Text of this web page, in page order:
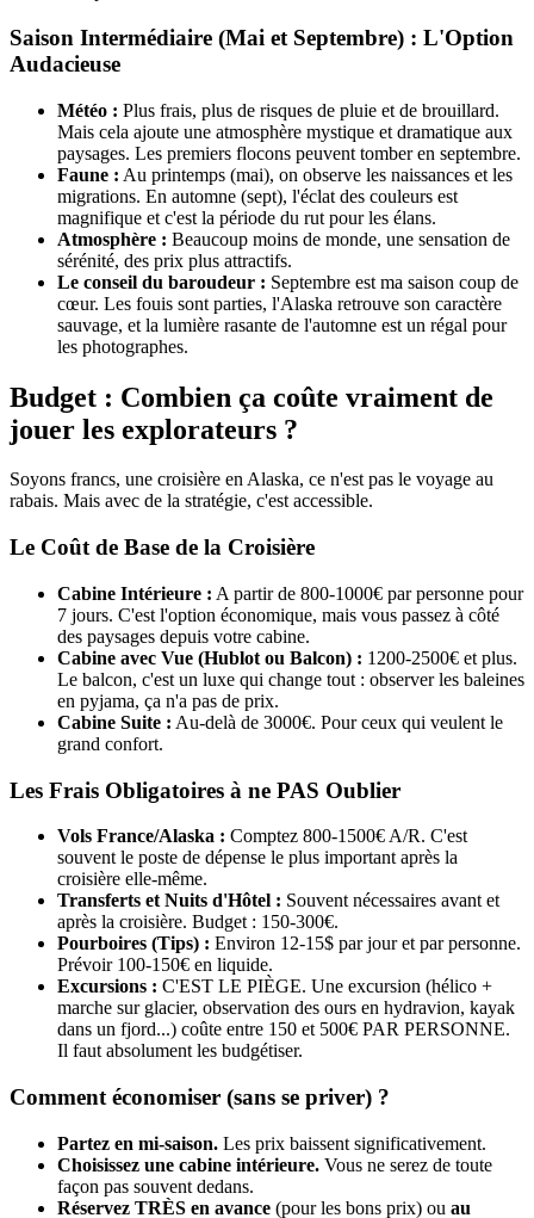
Saison Intermédiaire (Mai et Septembre) : L'Option
Audacieuse
Météo : Plus frais, plus de risques de pluie et de brouillard.
Mais cela ajoute une atmosphère mystique et dramatique aux
paysages. Les premiers flocons peuvent tomber en septembre.
Faune : Au printemps (mai), on observe les naissances et les
migrations. En automne (sept), l'éclat des couleurs est
magnifique et c'est la période du rut pour les élans.
Atmosphère : Beaucoup moins de monde, une sensation de
sérénité, des prix plus attractifs.
Le conseil du baroudeur : Septembre est ma saison coup de
cœur. Les fouis sont parties, l'Alaska retrouve son caractère
sauvage, et la lumière rasante de l'automne est un régal pour
les photographes.
Budget : Combien ça coûte vraiment de
jouer les explorateurs ?
Soyons francs, une croisière en Alaska, ce n'est pas le voyage au
rabais. Mais avec de la stratégie, c'est accessible.
Le Coût de Base de la Croisière
Cabine Intérieure : A partir de 800-1000€ par personne pour
7 jours. C'est l'option économique, mais vous passez à côté
des paysages depuis votre cabine.
Cabine avec Vue (Hublot ou Balcon) : 1200-2500€ et plus.
Le balcon, c'est un luxe qui change tout : observer les baleines
en pyjama, ça n'a pas de prix.
Cabine Suite : Au-delà de 3000€. Pour ceux qui veulent le
grand confort.
Les Frais Obligatoires à ne PAS Oublier
Vols France/Alaska : Comptez 800-1500€ A/R. C'est
souvent le poste de dépense le plus important après la
croisière elle-même.
Transferts et Nuits d'Hôtel : Souvent nécessaires avant et
après la croisière. Budget : 150-300€.
Pourboires (Tips) : Environ 12-15$ par jour et par personne.
Prévoir 100-150€ en liquide.
Excursions : C'EST LE PIÈGE. Une excursion (hélico +
marche sur glacier, observation des ours en hydravion, kayak
dans un fjord...) coûte entre 150 et 500€ PAR PERSONNE.
Il faut absolument les budgétiser.
Comment économiser (sans se priver) ?
Partez en mi-saison. Les prix baissent significativement.
Choisissez une cabine intérieure. Vous ne serez de toute
façon pas souvent dedans.
Réservez TRÈS en avance (pour les bons prix) ou au